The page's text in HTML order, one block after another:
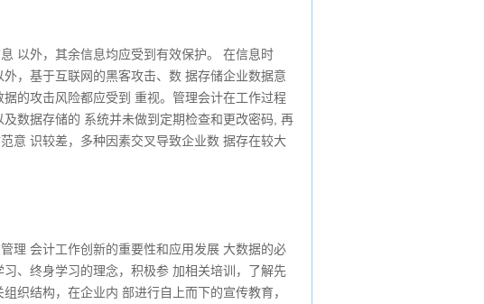
以外，其余信息均应受到有效保护。 在信息时
，基于互联网的黑客攻击、数 据存储企业数据意
的攻击风险都应受到 重视。管理会计在工作过程
数据存储的 系统并未做到定期检查和更改密码, 再
意 识较差，多种因素交叉导致企业数 据存在较大
理 会计工作创新的重要性和应用发展 大数据的必
、终身学习的理念，积极参 加相关培训，了解先
织结构，在企业内 部进行自上而下的宣传教育，